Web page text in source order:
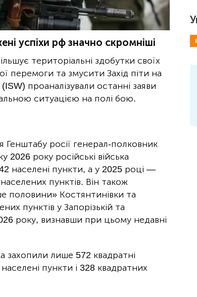
успіхи рф значно скромніші
територіальні здобутки своїх
перемоги та змусити Захід піти на
проаналізували останні заяви
ситуацією на полі бою.
росії генерал-полковник
року російські війська
населені пункти, а у 2025 році —
пунктів. Він також
половини» Костянтинівки та
пунктів у Запорізькій та
року, визнавши при цьому недавні
захопили лише 572 квадратні
пункти і 328 квадратних